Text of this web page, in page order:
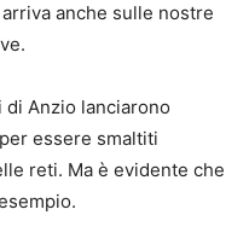
anche sulle nostre
di Anzio lanciarono
essere smaltiti
reti. Ma è evidente che